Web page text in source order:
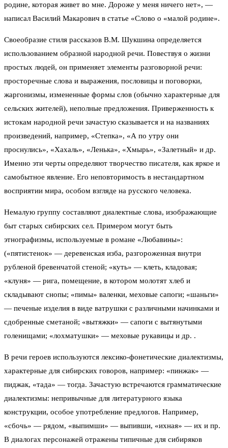
родине, которая живет во мне. Дороже у меня ничего нет», —
написал Василий Макарович в статье «Слово о «малой родине».
Своеобразие стиля рассказов В.М. Шукшина определяется
использованием образной народной речи. Повествуя о жизни
простых людей, он применяет элементы разговорной речи:
просторечные слова и выражения, пословицы и поговорки,
жаргонизмы, измененные формы слов (обычно характерные для
сельских жителей), неполные предложения. Приверженность к
истокам народной речи зачастую сказывается и на названиях
произведений, например, «Степка», «А по утру они
проснулись», «Хахаль», «Ленька», «Хмырь», «Залетный» и др.
Именно эти черты определяют творчество писателя, как яркое и
самобытное явление. Его неповторимость в нестандартном
восприятии мира, особом взгляде на русского человека.
Немалую группу составляют диалектные слова, изображающие
быт старых сибирских сел. Примером могут быть
этнографизмы, используемые в романе «Любавины»:
(«пятистенок» — деревенская изба, разгороженная внутри
рубленой бревенчатой стеной; «куть» — клеть, кладовая;
«клуня» — рига, помещение, в котором молотят хлеб и
складывают снопы; «пимы» валенки, меховые сапоги; «шаньги»
— печеные изделия в виде ватрушки с различными начинками и
сдобренные сметаной; «вытяжки» — сапоги с вытянутыми
голенищами; «лохматушки» — меховые рукавицы и др. .
В речи героев используются лексико-фонетические диалектизмы,
характерные для сибирских говоров, например: «пинжак» —
пиджак, «тада» — тогда. Зачастую встречаются грамматические
диалектизмы: непривычные для литературного языка
конструкции, особое употребление предлогов. Например,
«сбочь» — рядом, «выпимши» — выпивши, «ихная» — их и пр.
В диалогах персонажей отражены типичные для сибиряков